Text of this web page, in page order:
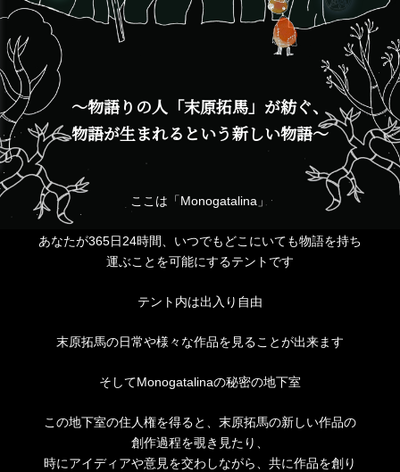
～物語りの人「末原拓馬」が紡ぐ、
物語が生まれるという新しい物語～
ここは「Monogatalina」
あなたが365日24時間、いつでもどこにいても物語を持ち
運ぶことを可能にするテントです
テント内は出入り自由
末原拓馬の日常や様々な作品を見ることが出来ます
そしてMonogatalinaの秘密の地下室
この地下室の住人権を得ると、末原拓馬の新しい作品の
創作過程を覗き見たり、
時にアイディアや意見を交わしながら、共に作品を創り